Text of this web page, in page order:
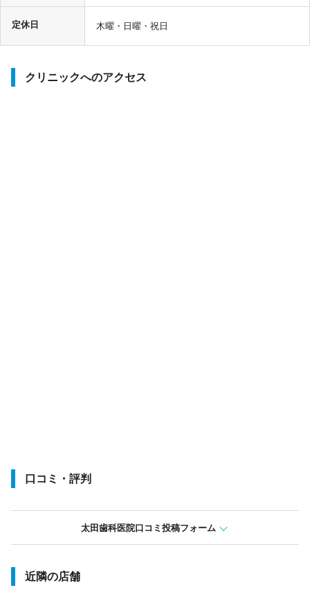
定休日 木曜・日曜・祝日
クリニックへのアクセス
口コミ・評判
太田歯科医院口コミ投稿フォーム
近隣の店舗